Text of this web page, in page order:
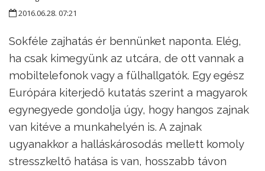
2016.06.28. 07:21
Sokféle zajhatás ér bennünket naponta. Elég,
ha csak kimegyünk az utcára, de ott vannak a
mobiltelefonok vagy a fülhallgatók. Egy egész
Európára kiterjedő kutatás szerint a magyarok
egynegyede gondolja úgy, hogy hangos zajnak
van kitéve a munkahelyén is. A zajnak
ugyanakkor a halláskárosodás mellett komoly
stresszkeltő hatása is van, hosszabb távon